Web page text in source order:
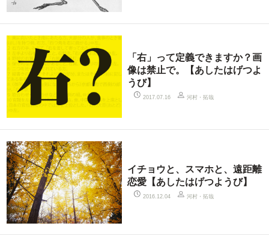
「右」って定義できますか？画
像は禁止で。【あしたはげつよ
うび】
2017.07.16 河村・拓哉
イチョウと、スマホと、遠距離
恋愛【あしたはげつようび】
2016.12.04 河村・拓哉